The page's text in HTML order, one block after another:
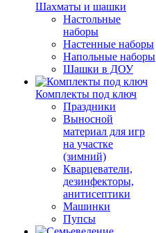
Шахматы и шашки
Настольные
наборы
Настенные наборы
Напольные наборы
Шашки в ДОУ
Комплекты под ключ
Праздники
Выносной
материал для игр
на участке
(зимний)
Кварцеватели,
дезинфекторы,
анитисептики
Машинки
Пупсы